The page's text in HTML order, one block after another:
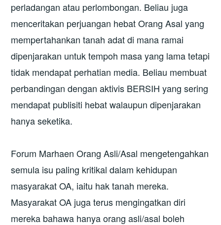
perladangan atau perlombongan. Beliau juga
menceritakan perjuangan hebat Orang Asal yang
mempertahankan tanah adat di mana ramai
dipenjarakan untuk tempoh masa yang lama tetapi
tidak mendapat perhatian media. Beliau membuat
perbandingan dengan aktivis BERSIH yang sering
mendapat publisiti hebat walaupun dipenjarakan
hanya seketika.
Forum Marhaen Orang Asli/Asal mengetengahkan
semula isu paling kritikal dalam kehidupan
masyarakat OA, iaitu hak tanah mereka.
Masyarakat OA juga terus mengingatkan diri
mereka bahawa hanya orang asli/asal boleh